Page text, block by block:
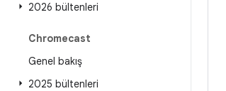
2026 bültenleri
Chromecast
Genel bakış
2025 bültenleri